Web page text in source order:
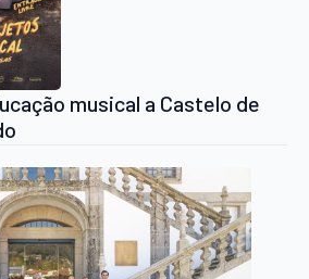
musical a Castelo de